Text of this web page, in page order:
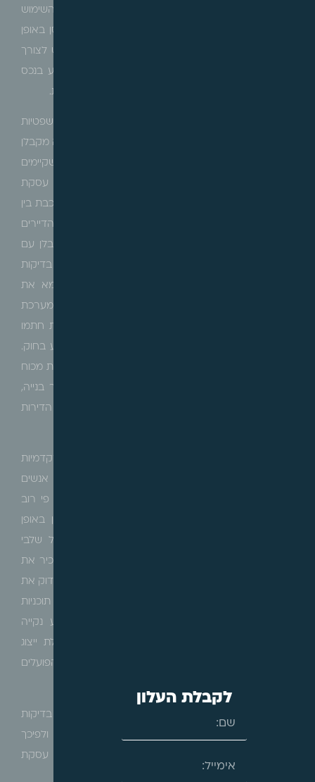
במקרים לא מעטים נחשפו הונאות שנוגעות לטיב ואופי השימוש
בנכס, כגון מכירת מחסן כדירת מגורים או מקלט כמחסן באופן
אשר סותר את היתרי המבנים. יש לוודא כי הנכס נרכש לצורך
אותו השימוש שמוגדר בהיתר, שכן במקרים בהם יבוצע בנכס
שימוש שונה מהמותר בהיתר תהא חשיפה חוקית וכלכלית.
חשוב להכיר, כי בכל עסקה יש לבצע בדיקות המשפטיות
בהתאם למבנה ולייחודיות שלה. כך למשל, ברכישת דירה מקבלן
בפרויקט פינוי בינוי/תמ"א 38/2 חלים הכללים והדגשים שקיימים
ביחס לעסקת רכישת דירה מקבלן, אולם הייחודיות של עסקת
תמ"א 38 נעוצה בין היתר, בהיותה עסקה משולשת המורכבת בין
התקשרות הקבלן לבעלי הזכויות במקרקעין (הלא הם הדיירים
בבניין המקורי טרם בניית הפרויקט) ובין התקשרות הקבלן עם
הרוכשים החדשים, ובמקרה כזה על הצדדים לבצע בדיקות
נוספות התואמות את מבנה העסקה. יש לבדוק לדוגמא את
התחייבויות היזם כלפי הדירות בבניין הקיים ואת מערכת
ההסכמים שנחתמה ביניהם, לבדוק כמה מבעלי הזכויות חתמו
על הסכם עם היזם ולוודא כי קיים הרוב הדרוש הקבוע בחוק.
בנוסף, יש לבדוק נושאים תכנוניים כמו אישור קבלת הזכויות מכוח
תמ"א 38/2 או אישור הכרזת המתחם לפינוי בינוי, היתר בנייה,
זכויות להצמיד חלקים מהרכוש המשותף לטובת רוכשי הדירות
דוגמא נוספת לעסקה בעלת ייחודיות המצריכה בדיקות מקדמיות
מיוחדות היא הצטרפות לקבוצת רכישה, שהיא קבוצת אנשים
המתאגדת יחד על מנת לבנות מבנה מגורים, זאת על פי רוב
במטרה להוזיל עלויות. קבוצת רכישה יכולה להתארגן באופן
עצמאי או באמצעות חברה מנהלת המארגנת את כל שלבי
הרכישה והבנייה. בהתקשרות עם קבוצת רכישה יש להכיר את
יתר חברי הקבוצה ולאמוד את גודל הקבוצה והיקפה, לבדוק את
הקרקע אותה מתכוונים לרכוש, מחירה ונתוניה, אילו תוכניות
פיתוח מתוכננות בקרקע וסביבתה, לוודא כי הקרקע נקייה
מעיקולים/שעבודים, לבדוק האם מדובר בקבוצה בעלת ייצוג
מקצועי וככל וכן להכיר את הגורם המארגן ואת היועצים הפועלים
כפי שסקרנו במאמר זה, ישנה חשיבות רבה לביצוע בדיקות
מקיפות טרם ובמהלך התקשרות בעסקת מקרקעין, ולפיכך
חשוב כבר בשלבים הראשונים של משא ומתן בכל עסקת
לקבלת העלון